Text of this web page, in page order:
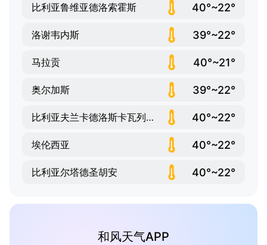
比利亚鲁维亚德洛索霍斯 40°~22°
洛谢韦内斯 39°~22°
马拉贡 40°~21°
奥尔加斯 39°~22°
比利亚夫兰卡德洛斯卡瓦列罗斯 40°~22°
埃伦西亚 40°~22°
比利亚尔塔德圣胡安 40°~22°
和风天气APP